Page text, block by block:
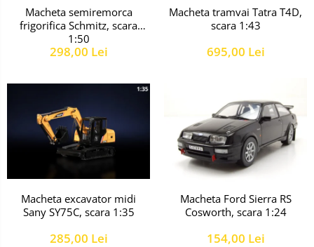
Macheta semiremorca
frigorifica Schmitz, scara
1:50
298,00 Lei
Macheta tramvai Tatra T4D,
scara 1:43
695,00 Lei
Macheta excavator midi
Sany SY75C, scara 1:35
285,00 Lei
Macheta Ford Sierra RS
Cosworth, scara 1:24
154,00 Lei